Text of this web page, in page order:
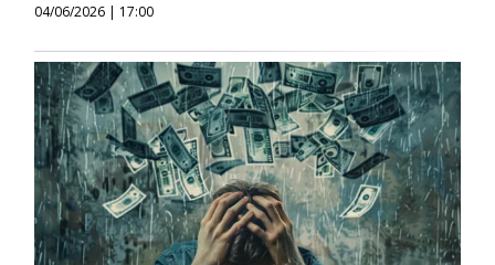
04/06/2026 | 17:00